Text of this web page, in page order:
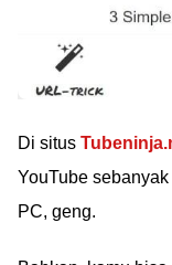
Di situs
YouTube
PC, geng.